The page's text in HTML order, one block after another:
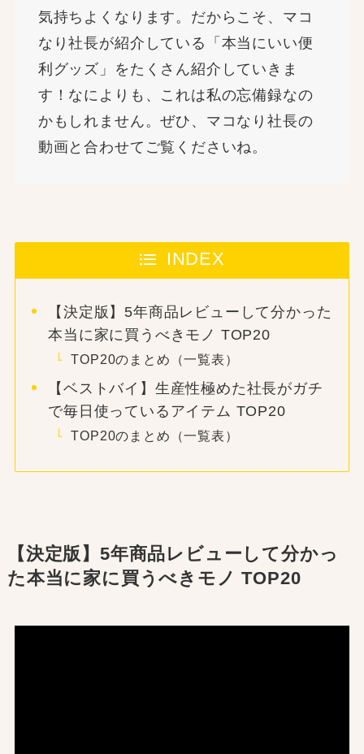
気持ちよくなります。だからこそ、マコ
なり社長が紹介している「本当にいい便
利グッズ」をたくさん紹介していきま
す！なによりも、これは私の忘備録なの
かもしれません。ぜひ、マコなり社長の
動画と合わせてご覧くださいね。
INDEX
【決定版】5年商品レビューして分かった
本当に家に買うべきモノ TOP20
TOP20のまとめ（一覧表）
【ベストバイ】生産性極めた社長がガチ
で毎日使っているアイテム TOP20
TOP20のまとめ（一覧表）
【決定版】5年商品レビューして分かっ
た本当に家に買うべきモノ TOP20